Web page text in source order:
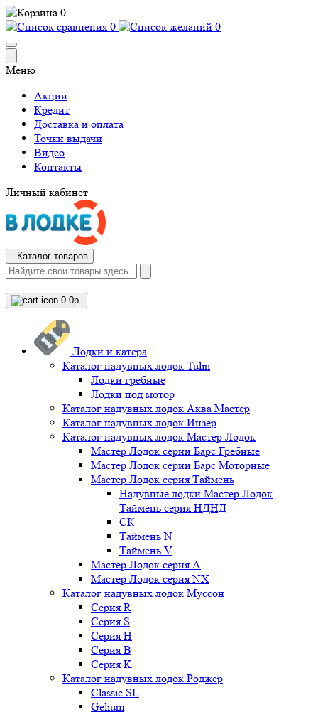
0
0
0
Меню
Акции
Кредит
Доставка и оплата
Точки выдачи
Видео
Контакты
Личный кабинет
Каталог товаров
0 0р.
Лодки и катера
Каталог надувных лодок Tulin
Лодки гребные
Лодки под мотор
Каталог надувных лодок Аква Мастер
Каталог надувных лодок Инзер
Каталог надувных лодок Мастер Лодок
Мастер Лодок серии Барс Гребные
Мастер Лодок серии Барс Моторные
Мастер Лодок серия Таймень
Надувные лодки Мастер Лодок
Таймень серия НДНД
СК
Таймень N
Таймень V
Мастер Лодок серия А
Мастер Лодок серия NX
Каталог надувных лодок Муссон
Серия R
Серия S
Серия H
Серия B
Серия K
Каталог надувных лодок Роджер
Classic SL
Gelium